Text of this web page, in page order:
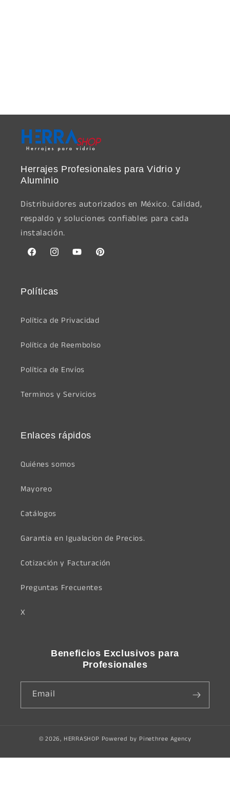
Herrajes Profesionales para Vidrio y
Aluminio
Distribuidores autorizados en México. Calidad,
respaldo y soluciones confiables para cada
instalación.
FacebookInstagramYouTubePinterest
Políticas
Política de Privacidad
Política de Reembolso
Política de Envíos
Terminos y Servicios
Enlaces rápidos
Quiénes somos
Mayoreo
Catálogos
Garantia en Igualacion de Precios.
Cotización y Facturación
Preguntas Frecuentes
X
Beneficios Exclusivos para
Profesionales
Email
© 2026, HERRASHOP Powered by Pinethree Agency